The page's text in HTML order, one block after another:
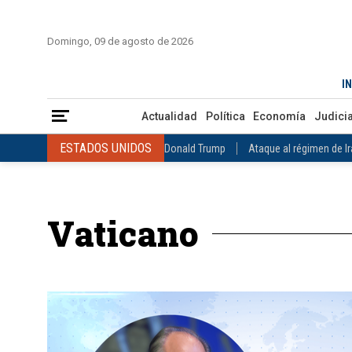
Domingo, 09 de agosto de 2026
Actualidad Política Economía Judicial
ESTADOS UNIDOS Donald Trump Ataque al régimen de
VENEZUELA Juicio contra Maduro Terremoto en
ESTADOS UNIDOS
INTERNACIONAL Raúl Castro José Luis Rodríguez Zapatero
COLOMBIA Elecciones Presidenciales en Colombia Gustavo
Vaticano